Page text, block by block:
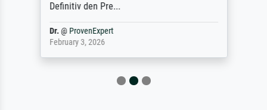
Definitiv den Pre...
Dr.@ ProvenExpert
February 3, 2026